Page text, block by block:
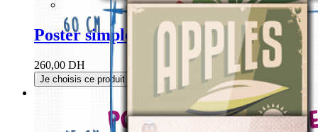
Poster simple classic Cuisine
260,00 DH
Je choisis ce produit